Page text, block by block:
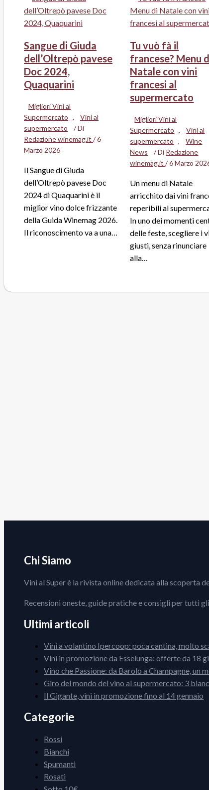
Sangue di Giuda
dell’Oltrepò pavese
Doc 2024,
Quaquarini
Migliori Vini al
Supermercato ,
Vini al
supermercato
/ Di
Redazione winemag.it /6
Marzo 2026
Il Sangue di Giuda
dell’Oltrepò pavese Doc
2024 di Quaquarini è il
miglior vino dolce frizzante
della Guida Winemag 2026.
Il riconoscimento va a una…
Tu vuò fà il
francese? Menu
Natale con vini
francesi al
supermercato
Migliori Vini al
Supermercato
,
Vini al
supermercato
,
Wine
News
/ Di Redazione
winemag.it/6 Marzo
Un menu di Natale
arricchito dai vini
reperibili al
In uno dei momenti
delle feste, scegliere i
giusti, senza rinunciare
alla…
Chi Siamo
Vini al Super è la rivista online dedicata alla scoperta
Recensioni oneste, guide pratiche e consigli per tutti
Ultimi articoli
Vini a volantino Ipercoop: poca cantina, molto
Vini in promozione da Esselunga: offerte da 18
Vino che Passione: da Barolo a Champagne, un
Giro del mondo del vino al supermercato: 3
Il Gigante, vini in promozione fino al 14 gennaio
Categorie
Rossi
Bianchi
Spumanti
Rosati